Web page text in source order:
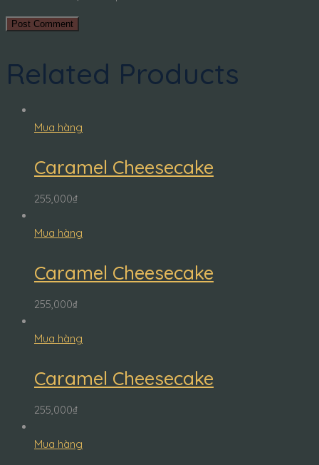
Related Products
Mua hàng
Caramel Cheesecake
255,000₫
Mua hàng
Caramel Cheesecake
255,000₫
Mua hàng
Caramel Cheesecake
255,000₫
Mua hàng